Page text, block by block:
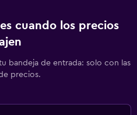
cuando los precios
bandeja de entrada: solo con las
precios.